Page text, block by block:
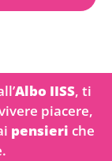
Albo IISS, ti
piacere,
pensieri che